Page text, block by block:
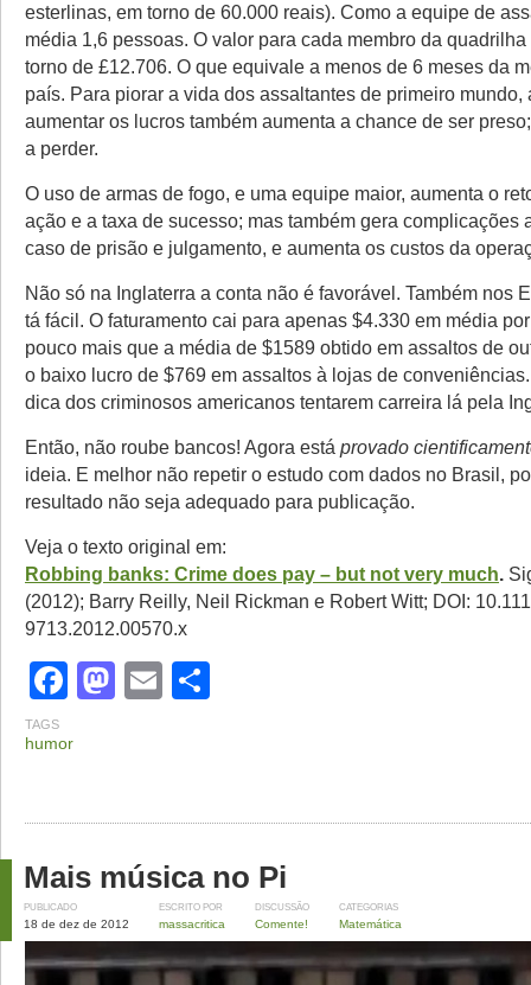
esterlinas, em torno de 60.000 reais). Como a equipe de
média 1,6 pessoas. O valor para cada membro da
torno de £12.706. O que equivale a menos de 6 meses da
país. Para piorar a vida dos assaltantes de primeiro mundo,
aumentar os lucros também aumenta a chance de ser
a perder.
O uso de armas de fogo, e uma equipe maior, aumenta o
ação e a taxa de sucesso; mas também gera complicações
caso de prisão e julgamento, e aumenta os custos da
Não só na Inglaterra a conta não é favorável. Também nos
tá fácil. O faturamento cai para apenas $4.330 em média
pouco mais que a média de $1589 obtido em assaltos de
o baixo lucro de $769 em assaltos à lojas de
dica dos criminosos americanos tentarem carreira lá pela
Então, não roube bancos! Agora está provado
ideia. E melhor não repetir o estudo com dados no Brasil,
resultado não seja adequado para publicação.
Veja o texto original em:
Robbing banks: Crime does pay – but not very much.
(2012); Barry Reilly, Neil Rickman e Robert Witt; DOI:
9713.2012.00570.x
Facebook
Mastodon
Email
TAGS
humor
Mais música no Pi
PUBLICADO
18 de dez de 2012
ESCRITO POR
massacritica
DISCUSSÃO
Comente!
CATEGORIAS
Matemática